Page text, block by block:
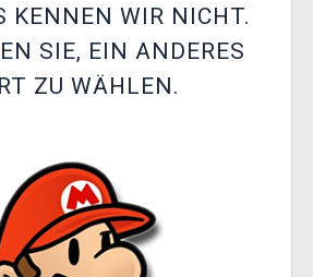
KENNEN WIR NICHT.
SIE, EIN ANDERES
ZU WÄHLEN.